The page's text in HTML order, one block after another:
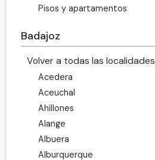
Pisos y apartamentos
Badajoz
Volver a todas las localidades
Acedera
Aceuchal
Ahillones
Alange
Albuera
Alburquerque